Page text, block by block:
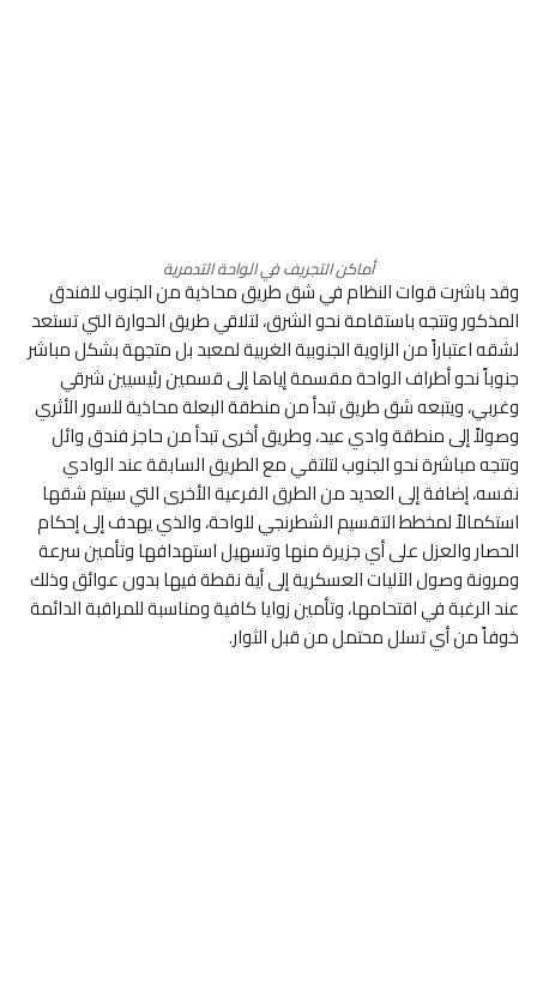
أماكن التجريف في الواحة التدمرية
وقد باشرت قوات النظام في شق طريق محاذية من الجنوب للفندق
المذكور وتتجه باستقامة نحو الشرق، لتلاقي طريق الحوارة التي تستعد
لشقه اعتباراً من الزاوية الجنوبية الغربية لمعبد بل متجهة بشكل مباشر
جنوباً نحو أطراف الواحة مقسمة إياها إلى قسمين رئيسيين شرقي
وغربي، ويتبعه شق طريق تبدأ من منطقة البعلة محاذية للسور الأثري
وصولاً إلى منطقة وادي عيد، وطريق أخرى تبدأ من حاجز فندق وائل
وتتجه مباشرة نحو الجنوب لتلتقي مع الطريق السابقة عند الوادي
نفسه، إضافة إلى العديد من الطرق الفرعية الأخرى التي سيتم شقها
استكمالاً لمخطط التقسيم الشطرنجي للواحة، والذي يهدف إلى إحكام
الحصار والعزل على أي جزيرة منها وتسهيل استهدافها وتأمين سرعة
ومرونة وصول الآليات العسكرية إلى أية نقطة فيها بدون عوائق وذلك
عند الرغبة في اقتحامها، وتأمين زوايا كافية ومناسبة للمراقبة الدائمة
خوفاً من أي تسلل محتمل من قبل الثوار.